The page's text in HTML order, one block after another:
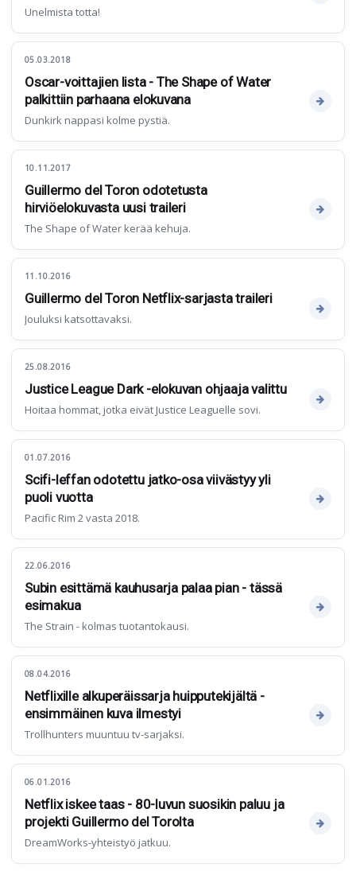
Unelmista totta!
05.03.2018
Oscar-voittajien lista - The Shape of Water
palkittiin parhaana elokuvana
Dunkirk nappasi kolme pystiä.
10.11.2017
Guillermo del Toron odotetusta
hirviöelokuvasta uusi traileri
The Shape of Water kerää kehuja.
11.10.2016
Guillermo del Toron Netflix-sarjasta traileri
Jouluksi katsottavaksi.
25.08.2016
Justice League Dark -elokuvan ohjaaja valittu
Hoitaa hommat, jotka eivät Justice Leaguelle sovi.
01.07.2016
Scifi-leffan odotettu jatko-osa viivästyy yli
puoli vuotta
Pacific Rim 2 vasta 2018.
22.06.2016
Subin esittämä kauhusarja palaa pian - tässä
esimakua
The Strain - kolmas tuotantokausi.
08.04.2016
Netflixille alkuperäissarja huipputekijältä -
ensimmäinen kuva ilmestyi
Trollhunters muuntuu tv-sarjaksi.
06.01.2016
Netflix iskee taas - 80-luvun suosikin paluu ja
projekti Guillermo del Torolta
DreamWorks-yhteistyö jatkuu.